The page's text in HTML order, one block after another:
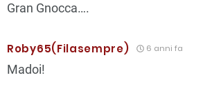
Gran Gnocca….
Roby65(Filasempre) 6 anni fa
Madoi!